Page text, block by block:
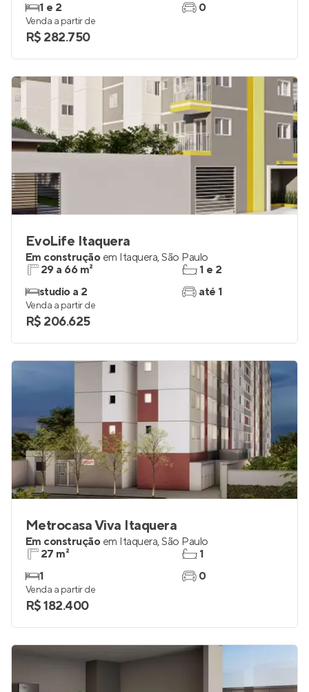
1 e 2
0
Venda a partir de
R$ 282.750
EvoLife Itaquera
Em construção em Itaquera,São Paulo
29 a 66 m²
studio a 2
1 e 2
até 1
Venda a partir de
R$ 206.625
Metrocasa Viva Itaquera
Em construção em Itaquera,São Paulo
27 m²
1
1
0
Venda a partir de
R$ 182.400